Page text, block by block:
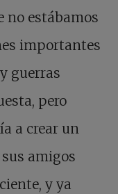
no estábamos
importantes
guerras
pero
a crear un
amigos
y ya